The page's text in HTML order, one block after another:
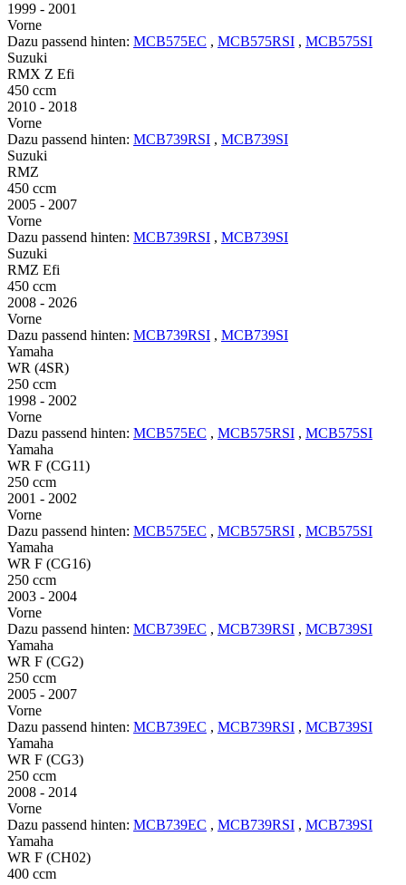
1999 - 2001
Vorne
Dazu passend hinten: MCB575EC , MCB575RSI , MCB575SI
Suzuki
RMX Z Efi
450 ccm
2010 - 2018
Vorne
Dazu passend hinten: MCB739RSI , MCB739SI
Suzuki
RMZ
450 ccm
2005 - 2007
Vorne
Dazu passend hinten: MCB739RSI , MCB739SI
Suzuki
RMZ Efi
450 ccm
2008 - 2026
Vorne
Dazu passend hinten: MCB739RSI , MCB739SI
Yamaha
WR (4SR)
250 ccm
1998 - 2002
Vorne
Dazu passend hinten: MCB575EC , MCB575RSI , MCB575SI
Yamaha
WR F (CG11)
250 ccm
2001 - 2002
Vorne
Dazu passend hinten: MCB575EC , MCB575RSI , MCB575SI
Yamaha
WR F (CG16)
250 ccm
2003 - 2004
Vorne
Dazu passend hinten: MCB739EC , MCB739RSI , MCB739SI
Yamaha
WR F (CG2)
250 ccm
2005 - 2007
Vorne
Dazu passend hinten: MCB739EC , MCB739RSI , MCB739SI
Yamaha
WR F (CG3)
250 ccm
2008 - 2014
Vorne
Dazu passend hinten: MCB739EC , MCB739RSI , MCB739SI
Yamaha
WR F (CH02)
400 ccm